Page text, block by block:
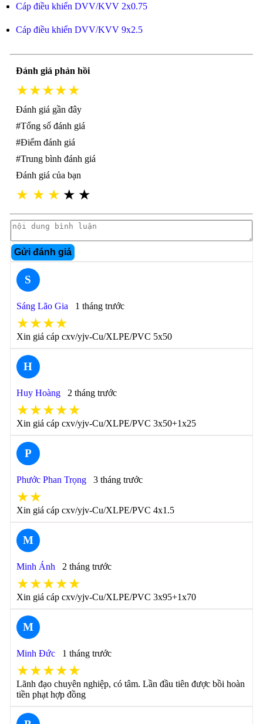
Cáp điều khiển DVV/KVV 2x0.75
Cáp điều khiển DVV/KVV 9x2.5
Đánh giá phản hồi
★★★★★
Đánh giá gần đây
#Tổng số đánh giá
#Điểm đánh giá
#Trung bình đánh giá
Đánh giá của bạn
★ ★ ★ ★ ★
Gửi đánh giá
S
Sáng Lão Gia 1 tháng trước
★★★★
Xin giá cáp cxv/yjv-Cu/XLPE/PVC 5x50
H
Huy Hoàng 2 tháng trước
★★★★★
Xin giá cáp cxv/yjv-Cu/XLPE/PVC 3x50+1x25
P
Phước Phan Trọng 3 tháng trước
★★
Xin giá cáp cxv/yjv-Cu/XLPE/PVC 4x1.5
M
Minh Ánh 2 tháng trước
★★★★★
Xin giá cáp cxv/yjv-Cu/XLPE/PVC 3x95+1x70
M
Minh Đức 1 tháng trước
★★★★★
Lãnh đạo chuyên nghiệp, có tâm. Lần đầu tiên được bồi hoàn
tiền phạt hợp đồng